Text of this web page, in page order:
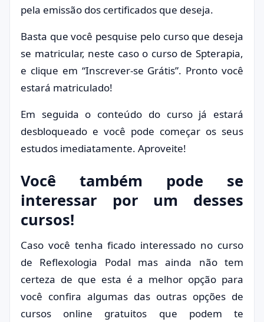
pela emissão dos certificados que deseja.
Basta que você pesquise pelo curso que deseja
se matricular, neste caso o curso de Spterapia,
e clique em “Inscrever-se Grátis”. Pronto você
estará matriculado!
Em seguida o conteúdo do curso já estará
desbloqueado e você pode começar os seus
estudos imediatamente. Aproveite!
Você também pode se
interessar por um desses
cursos!
Caso você tenha ficado interessado no curso
de Reflexologia Podal mas ainda não tem
certeza de que esta é a melhor opção para
você confira algumas das outras opções de
cursos online gratuitos que podem te